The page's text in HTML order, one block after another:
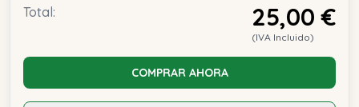
Total: 25,00 €
(IVA Incluido)
COMPRAR AHORA